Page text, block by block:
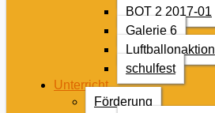
BOT 2 2017-01
Galerie 6
Luftballonaktion
schulfest
Unterricht
Förderung